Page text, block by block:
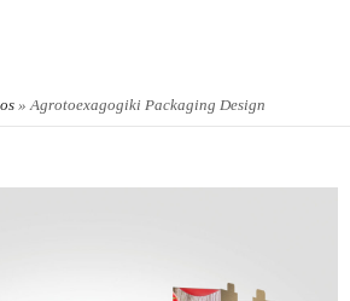
»Agrotoexagogiki Packaging Design